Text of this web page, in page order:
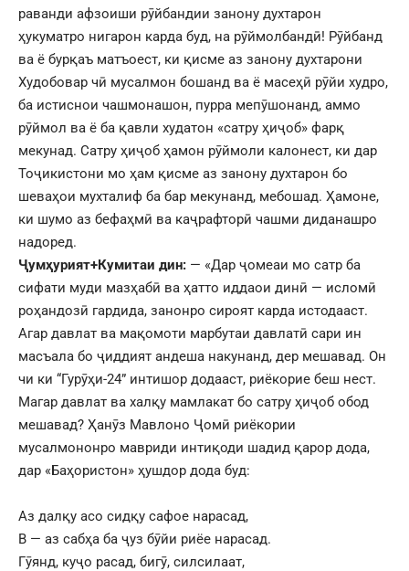
раванди афзоиши рӯйбандии занону духтарон
ҳукуматро нигарон карда буд, на рӯймолбандӣ! Рӯйбанд
ва ё бурқаъ матъоест, ки қисме аз занону духтарони
Худобовар чӣ мусалмон бошанд ва ё масеҳӣ рӯйи худро,
ба истиснои чашмонашон, пурра мепӯшонанд, аммо
рӯймол ва ё ба қавли худатон «сатру ҳиҷоб» фарқ
мекунад. Сатру ҳиҷоб ҳамон рӯймоли калонест, ки дар
Тоҷикистони мо ҳам қисме аз занону духтарон бо
шеваҳои мухталиф ба бар мекунанд, мебошад. Ҳамоне,
ки шумо аз бефаҳмӣ ва каҷрафторӣ чашми диданашро
надоред.
Ҷумҳурият+Кумитаи дин: — «Дар ҷомеаи мо сатр ба
сифати муди мазҳабӣ ва ҳатто иддаои динӣ — исломӣ
роҳандозӣ гардида, занонро сироят карда истодааст.
Агар давлат ва мақомоти марбутаи давлатӣ сари ин
масъала бо ҷиддият андеша накунанд, дер мешавад. Он
чи ки “Гурӯҳи-24” интишор додааст, риёкорие беш нест.
Магар давлат ва халқу мамлакат бо сатру ҳиҷоб обод
мешавад? Ҳанӯз Мавлоно Ҷомӣ риёкории
мусалмононро мавриди интиқоди шадид қарор дода,
дар «Баҳористон» ҳушдор дода буд:
Аз далқу асо сидқу сафое нарасад,
В — аз сабҳа ба ҷуз бӯйи риёе нарасад.
Гӯянд, куҷо расад, бигӯ, силсилаат,